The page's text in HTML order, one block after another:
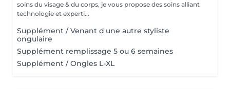
soins du visage & du corps, je vous propose des soins alliant
technologie et experti...
Supplément / Venant d'une autre styliste
ongulaire
Supplément remplissage 5 ou 6 semaines
Supplément / Ongles L-XL